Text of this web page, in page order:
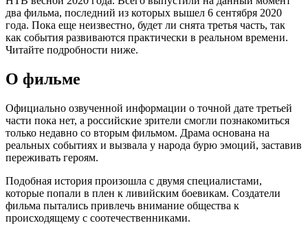
два фильма, последний из которых вышел 6 сентября 2020
года. Пока еще неизвестно, будет ли снята третья часть, так
как события развиваются практически в реальном времени.
Читайте подробности ниже.
О фильме
Официально озвученной информации о точной дате третьей
части пока нет, а российские зрители смогли познакомиться
только недавно со вторым фильмом. Драма основана на
реальных событиях и вызвала у народа бурю эмоций, заставив
переживать героям.
Подобная история произошла с двумя специалистами,
которые попали в плен к ливийским боевикам. Создатели
фильма пытались привлечь внимание общества к
происходящему с соотечественниками.